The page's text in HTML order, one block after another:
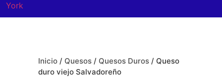
Inicio / Quesos / Quesos Duros / Queso
duro viejo Salvadoreño